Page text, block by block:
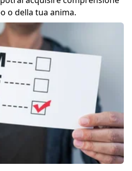
o della tua anima.